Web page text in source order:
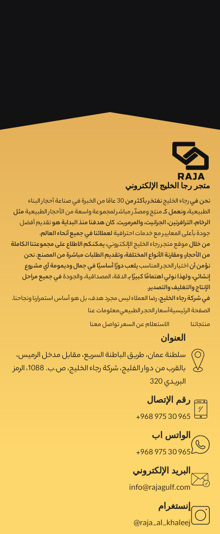
متجر رجا الخليج الإلكتروني
نحن فيرجاء الخليجنفتخر بأكثر من30عامًا من الخبرة في صناعة أحجار البناء
الطبيعية، ونعمل كـمنتِج ومصدّر مباشر لمجموعة واسعة من الأحجار الطبيعيةمثل
الرخام، الترافرتين، الجرانيت، والمرمريت. كان هدفنا منذ البداية هوتقديم أفضل
جودة بأعلى المعايير مع خدمات احترافيةلعملائنا في جميع أنحاء العالم.
من خلالموقع متجر رجاء الخليج الإلكتروني، يمكنكم الاطلاع على مجموعتنا الكاملة
من الأحجار، ومقارنة الأنواع المختلفة، وتقديم الطلبات مباشرة من المصنع. نحن
نؤمن أناختيار الحجر المناسبيلعب دورًا أساسيًا في جمال وديمومة أي مشروع
إنشائي، ولهذا نولي اهتمامًا كبيرًا بـالدقة، المصداقية، والجودةفي جميع مراحل
الإنتاج والتغليف والتصدير.
في شركة رجاء الخليج،رضا العملاء ليس مجرد هدف، بل هو أساس استمرارنا ونجاحنا.
الصفحة الرئيسية
منتجاتنا
أسعار الحجر الطبيعي
الاستعلام عن السعر
معلومات عنا
تواصل معنا
العنوان
سلطنة عمان، طريق الباطنة السريع، مقابل مدخل الرميس،
بالقرب من دوار الفليج، شركة رجاء الخليج، ص.ب. 1088، الرمز
البريدي 320
رقم الإتصال
965 30 975 968+
الواتس اب
965 30 975 968+
البريد الإلكتروني
info@rajagulf.com
إنستغرام
raja_al_khaleej@